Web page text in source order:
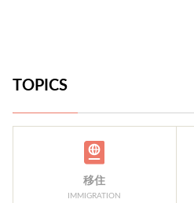
TOPICS
移住
IMMIGRATION